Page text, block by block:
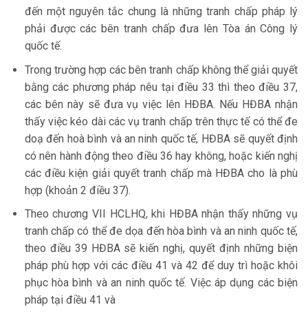
đến một nguyên tắc chung là những tranh chấp pháp lý
phải được các bên tranh chấp đưa lên Tòa án Công lý
quốc tế.
Trong trường hợp các bên tranh chấp không thể giải quyết
bằng các phương pháp nêu tại điều 33 thì theo điều 37,
các bên này sẽ đưa vụ việc lên HĐBA. Nếu HĐBA nhận
thấy việc kéo dài các vụ tranh chấp trên thực tế có thể đe
doạ đến hoà bình và an ninh quốc tế, HĐBA sẽ quyết định
có nên hành động theo điều 36 hay không, hoặc kiến nghị
các điều kiện giải quyết tranh chấp mà HĐBA cho là phù
hợp (khoản 2 điều 37).
Theo chương VII HCLHQ, khi HĐBA nhận thấy những vụ
tranh chấp có thể đe dọa đến hòa bình và an ninh quốc tế,
theo điều 39 HĐBA sẽ kiến nghị, quyết định những biện
pháp phù hợp với các điều 41 và 42 để duy trì hoặc khôi
phục hòa bình và an ninh quốc tế. Việc áp dụng các biện
pháp tại điều 41 và